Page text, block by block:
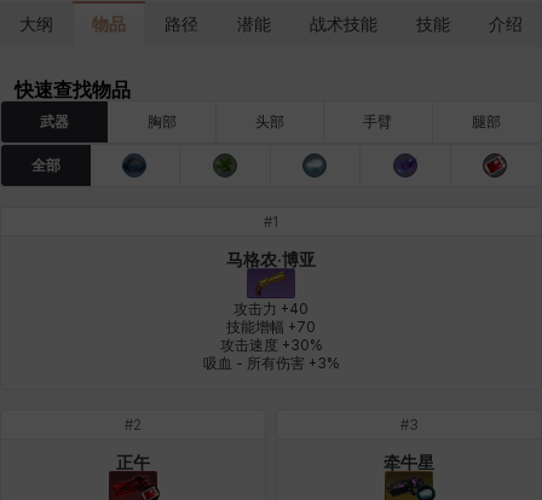
李黛琳 杰琪 梅 比安卡 洛兹 海因茨
玄佑 玛蒂娜
米尔卡 约翰
艾丝蒂尔 艾登
大纲 物品 路径 潜能 战术技能 技能 介绍
快速查找物品
武器 胸部 头部 手臂 腿部
全部
#1
马格农·博亚
攻击力 +40
技能增幅 +70
攻击速度 +30%
吸血 - 所有伤害 +3%
#2
正午
#3
牵牛星